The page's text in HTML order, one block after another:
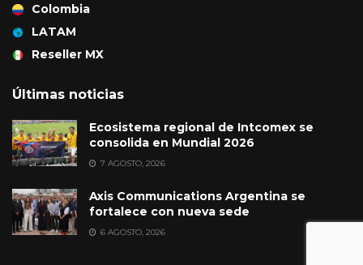
Colombia
LATAM
Reseller MX
Últimas noticias
Ecosistema regional de Intcomex se
consolida en Mundial 2026
7 AGOSTO, 2026
Axis Communications Argentina se
fortalece con nueva sede
6 AGOSTO, 2026